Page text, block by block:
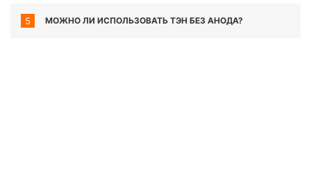
5 МОЖНО ЛИ ИСПОЛЬЗОВАТЬ ТЭН БЕЗ АНОДА?